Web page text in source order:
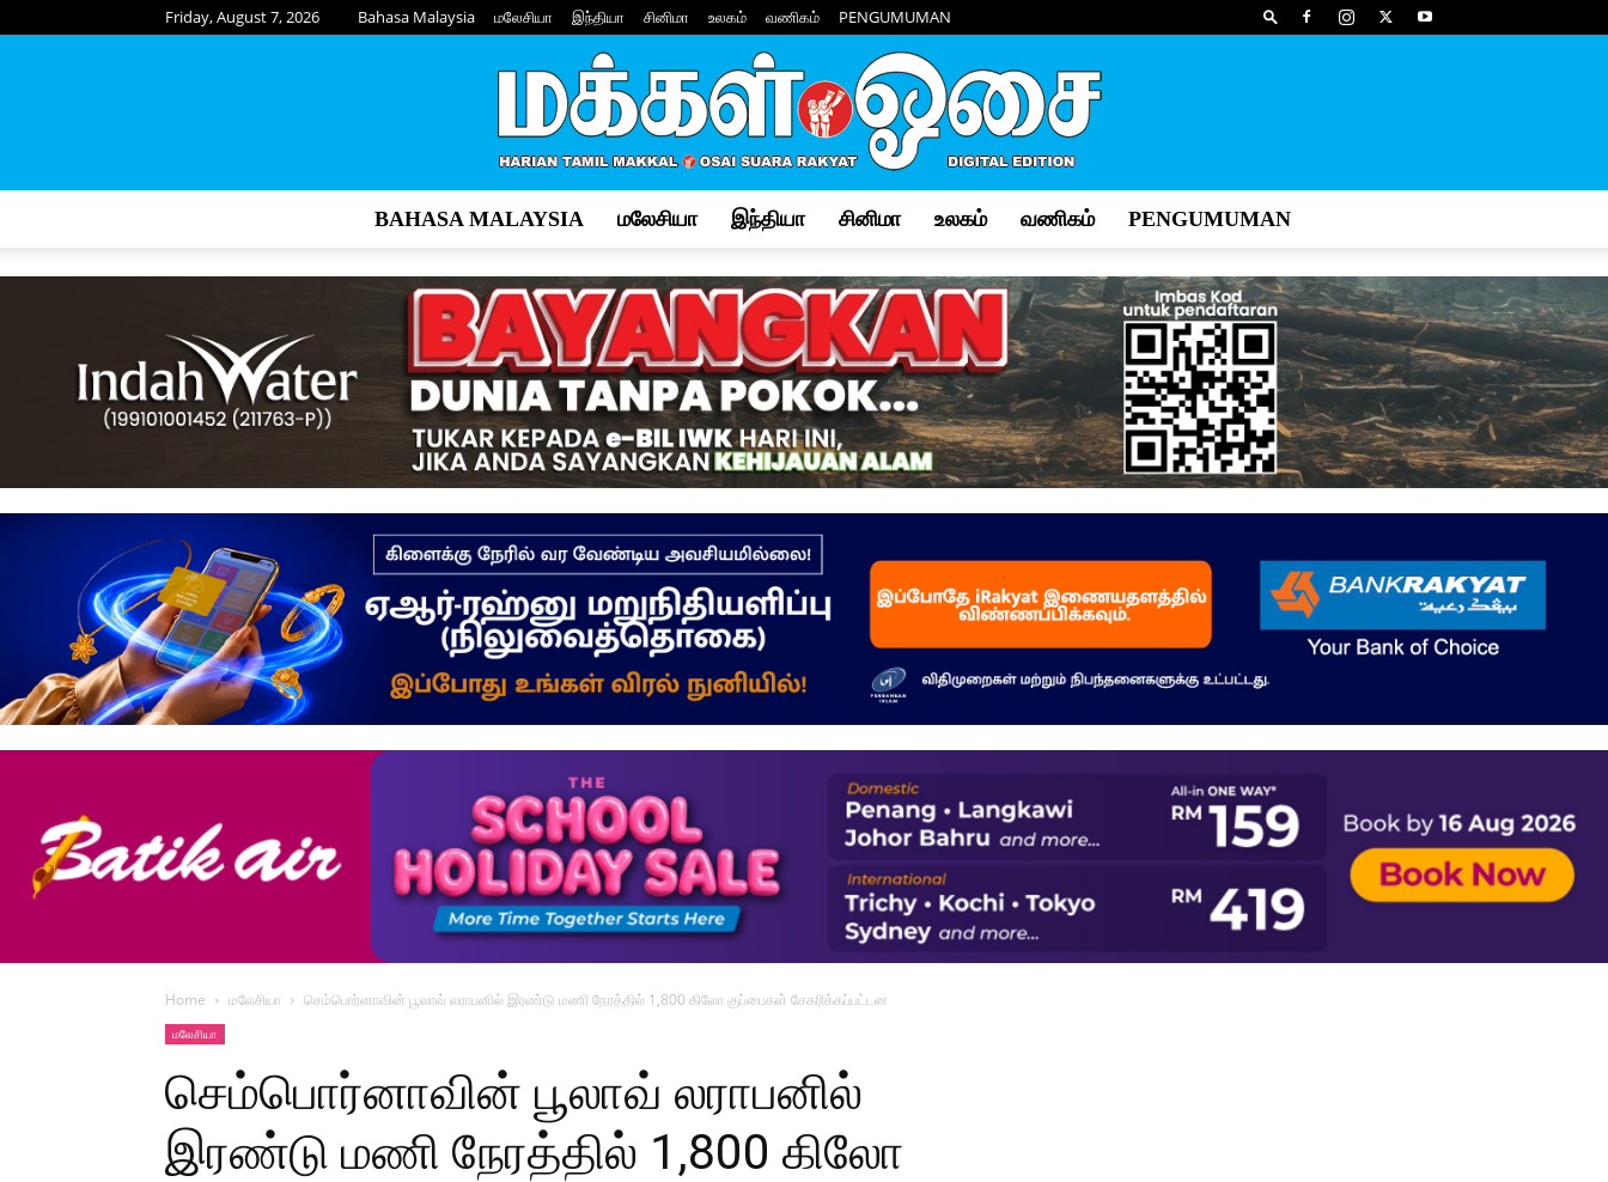
Friday, August 7, 2026 Bahasa Malaysia மலேசியா இந்தியா சினிமா உலகம் வணிகம் PENGUMUMAN
Osai
–
மக்கள்
BAHASA MALAYSIA மலேசியா இந்தியா சினிமா உலகம் வணிகம் PENGUMUMAN
Home மலேசியா செம்பொர்னாவின் பூலாவ் லராபனில் இரண்டு மணி நேரத்தில் 1,800 கிலோ குப்பைகள் சேகரிக்கப்பட்டன
மலேசியா
செம்பொர்னாவின் பூலாவ் லராபனில்
இரண்டு மணி நேரத்தில் 1,800 கிலோ